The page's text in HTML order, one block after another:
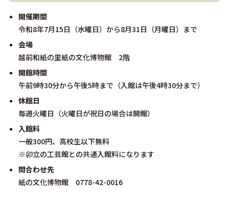
開催期間
令和8年7月15日（水曜日）から8月31日（月曜日）まで
会場
越前和紙の里紙の文化博物館 2階
開館時間
午前9時30分から午後5時まで（入館は午後4時30分まで）
休館日
毎週火曜日（火曜日が祝日の場合は開館）
入館料
一般300円、高校生以下無料
※卯立の工芸館との共通入館料になります
問合わせ先
紙の文化博物館 0778-42-0016